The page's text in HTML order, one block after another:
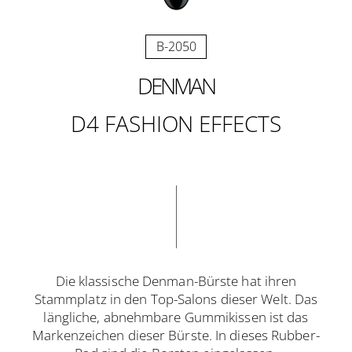
B-2050
DENMAN
D4 FASHION EFFECTS
Die klassische Denman-Bürste hat ihren
Stammplatz in den Top-Salons dieser Welt. Das
längliche, abnehmbare Gummikissen ist das
Markenzeichen dieser Bürste. In dieses Rubber-